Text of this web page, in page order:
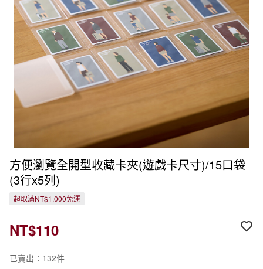
方便瀏覽全開型收藏卡夾(遊戲卡尺寸)/15口袋
(3行x5列)
超取滿NT$1,000免運
NT$110
已賣出：132件